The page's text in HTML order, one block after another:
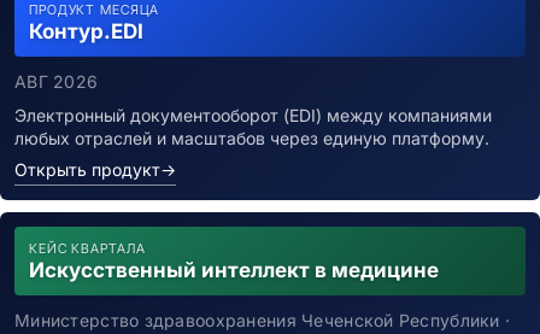
ПРОДУКТ МЕСЯЦА
Контур.EDI
АВГ 2026
Электронный документооборот (EDI) между компаниями
любых отраслей и масштабов через единую платформу.
Открыть продукт→
КЕЙС КВАРТАЛА
Искусственный интеллект в медицине
Министерство здравоохранения Чеченской Республики ·